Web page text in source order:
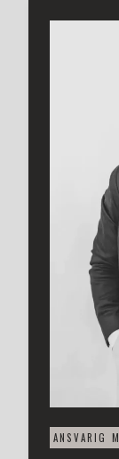
påkostade
elbilsladdare
och erbjuder
På framsidan
sydvästläge
uteplats med
kan springa
något som
så uppskattat
I omtyckta
trygghet och
grönområden,
Här får man
ett nybyggt
Välkommen
ANSVARIG